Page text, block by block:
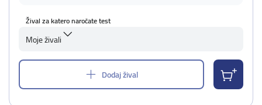
Žival za katero naročate test
Moje živali
Dodaj žival